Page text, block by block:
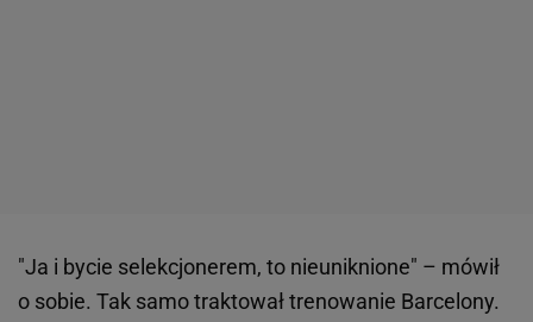
"Ja i bycie selekcjonerem, to nieuniknione" – mówił
o sobie. Tak samo traktował trenowanie Barcelony.